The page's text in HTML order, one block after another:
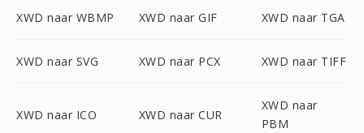
XWD naar WBMP XWD naar GIF XWD naar TGA
XWD naar SVG XWD naar PCX XWD naar TIFF
XWD naar ICO XWD naar CUR
XWD naar
PBM